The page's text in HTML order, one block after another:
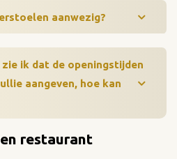
aanwezig?
ik dat de openingstijden
aangeven, hoe kan
restaurant